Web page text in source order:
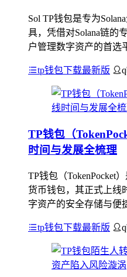
Sol TP钱包是专为
具，凭借对Solana链的
户管理数字资产的首选
tp钱包下载最新版
TP钱包（
时间与发展全梳理
TP钱包（TokenPocket
货币钱包，其正式上线
字资产的安全存储与便
tp钱包下载最新版